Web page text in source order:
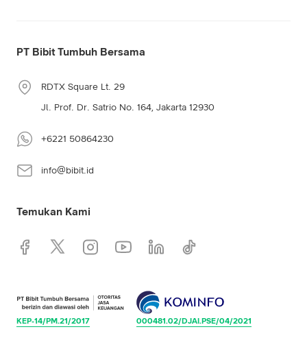
PT Bibit Tumbuh Bersama
RDTX Square Lt. 29
Jl. Prof. Dr. Satrio No. 164, Jakarta 12930
+6221 50864230
info@bibit.id
Temukan Kami
KEP-14/PM.21/2017 000481.02/DJAI.PSE/04/2021